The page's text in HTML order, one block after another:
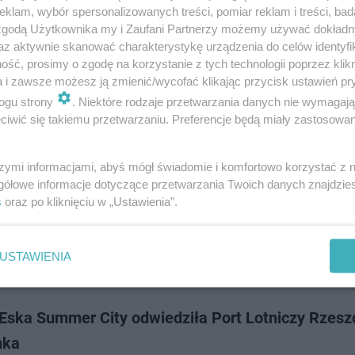
mecze czy festiwale. Pomiędzy nimi można po prostu pospacerować w
I być może sp…
Summer City odwiedziła centrum handlowe
22 sierpnia nasz eskowy patrol rozkręcał wakacyjną zabawę w
E. Leclerc w Rzeszowie przy Rejtana. Tradycyjnie już pytaliśmy was o
Summer City odwiedziła Port Lotniczy
wybór spersonalizowanych treści, pomiar reklam i treści,
Użytkownika my i Zaufani Partnerzy możemy używać
aktywnie skanować charakterystykę urządzenia do celów
prosimy o zgodę na korzystanie z tych technologii poprzez
i zawsze możesz ją zmienić/wycofać klikając przycisk ustawień
strony
. Niektóre rodzaje przetwarzania danych nie
się takiemu przetwarzaniu. Preferencje będą miały
informacjami, abyś mógł świadomie i komfortowo korzystać z
informacje dotyczące przetwarzania Twoich danych
oraz po kliknięciu w „Ustawienia”.
USTAWIENIA